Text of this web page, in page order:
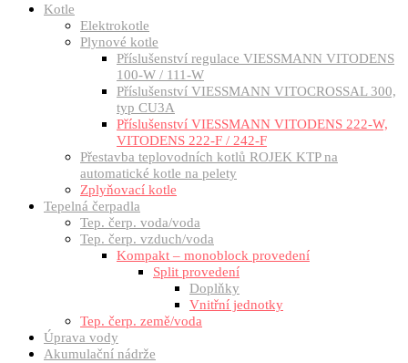
Kotle
Elektrokotle
Plynové kotle
Příslušenství regulace VIESSMANN VITODENS
100-W / 111-W
Příslušenství VIESSMANN VITOCROSSAL 300,
typ CU3A
Příslušenství VIESSMANN VITODENS 222-W,
VITODENS 222-F / 242-F
Přestavba teplovodních kotlů ROJEK KTP na
automatické kotle na pelety
Zplyňovací kotle
Tepelná čerpadla
Tep. čerp. voda/voda
Tep. čerp. vzduch/voda
Kompakt – monoblock provedení
Split provedení
Doplňky
Vnitřní jednotky
Tep. čerp. země/voda
Úprava vody
Akumulační nádrže